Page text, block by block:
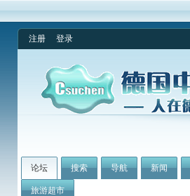
注册 登录
论坛 搜索 导航 新闻
旅游超市